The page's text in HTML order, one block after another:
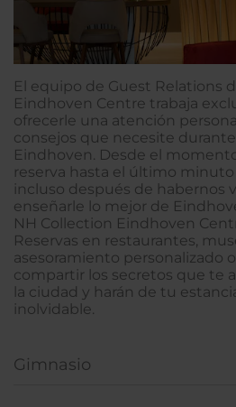
El equipo de Guest Relations
Eindhoven Centre trabaja
ofrecerle una atención
consejos que necesite
Eindhoven. Desde el
reserva hasta el último
incluso después de habernos
enseñarle lo mejor de
NH Collection Eindhoven
Reservas en restaurantes,
asesoramiento personalizado
compartir los secretos que te
la ciudad y harán de tu
inolvidable.
Gimnasio